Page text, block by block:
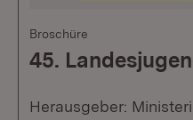
Broschüre
45.
Herausgeber: